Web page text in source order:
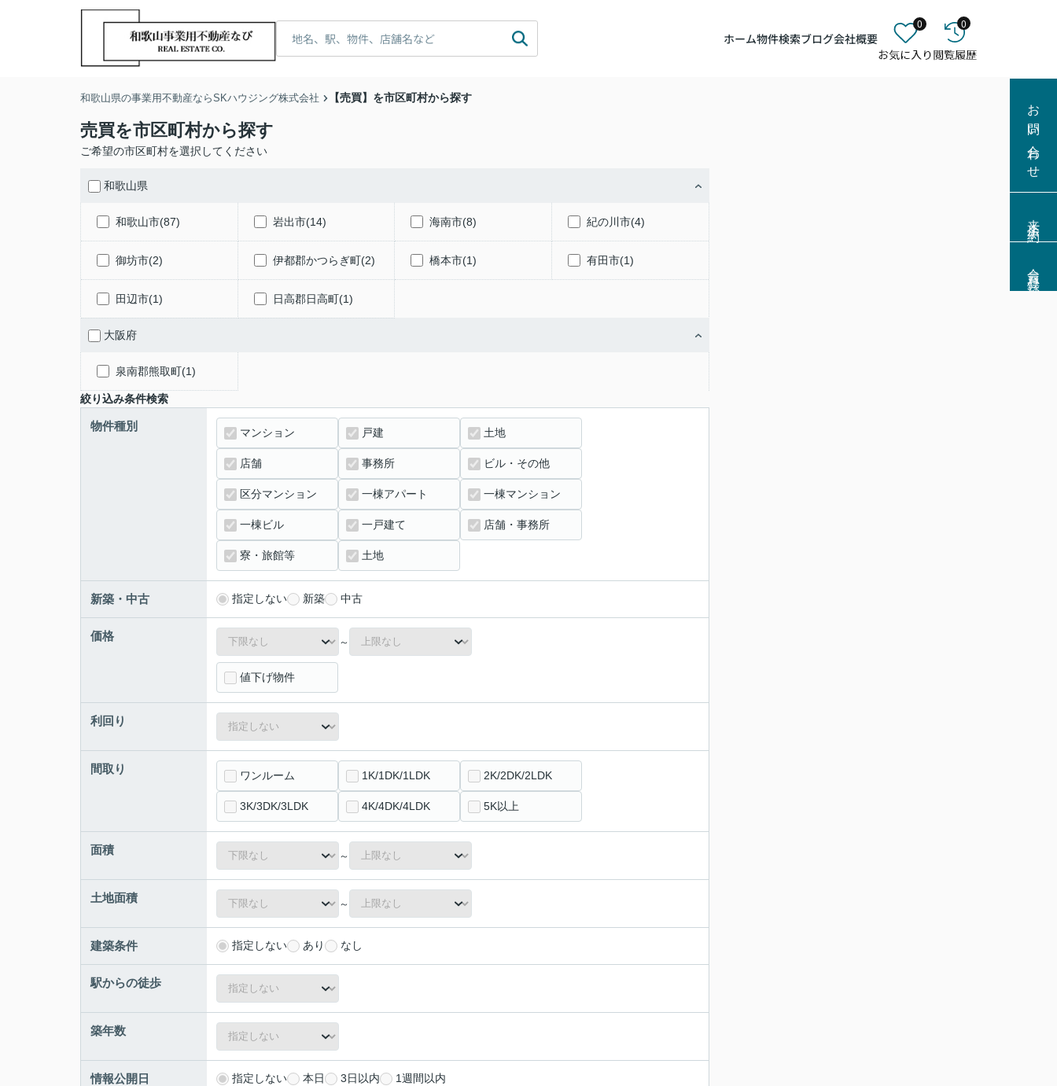
ホーム物件検索ブログ会社概要
0 0
お問い合わせ
来店予約
会員登録
和歌山県の事業用不動産ならSKハウジング株式会社 【売買】を市区町村から探す
売買を市区町村から探す
ご希望の市区町村を選択してください
和歌山県
和歌山市(87) 岩出市(14) 海南市(8) 紀の川市(4)
御坊市(2) 伊都郡かつらぎ町(2) 橋本市(1) 有田市(1)
田辺市(1) 日高郡日高町(1)
大阪府
泉南郡熊取町(1)
絞り込み条件検索
物件種別 マンション 戸建 土地
店舗 事務所 ビル・その他
区分マンション 一棟アパート 一棟マンション
一棟ビル 一戸建て 店舗・事務所
寮・旅館等 土地
新築・中古 指定しない 新築 中古
価格 ～
値下げ物件
利回り
間取り ワンルーム 1K/1DK/1LDK 2K/2DK/2LDK
3K/3DK/3LDK 4K/4DK/4LDK 5K以上
面積 ～
土地面積 ～
建築条件 指定しない あり なし
駅からの徒歩
築年数
情報公開日 指定しない 本日 3日以内 1週間以内